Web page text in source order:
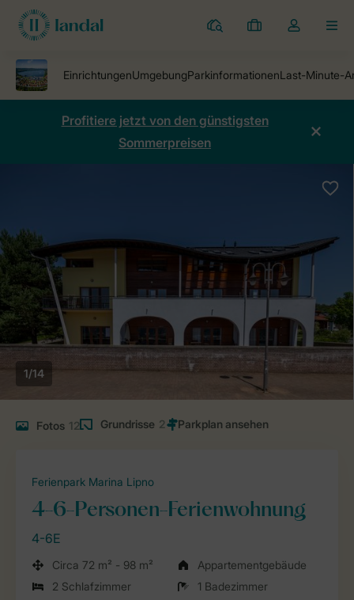
Ferienparks
Meine
Dropdown-
öffnen
Profitiere jetzt von den günstigsten
Sommerpreisen
1/14
Fotos 12 Grundrisse 2
Ferienpark Marina Lipno
4-6-Personen-Ferienwohnung
4-6E
Circa 72 m² - 98 m²
Appartementgebäude
2 Schlafzimmer
1 Badezimmer